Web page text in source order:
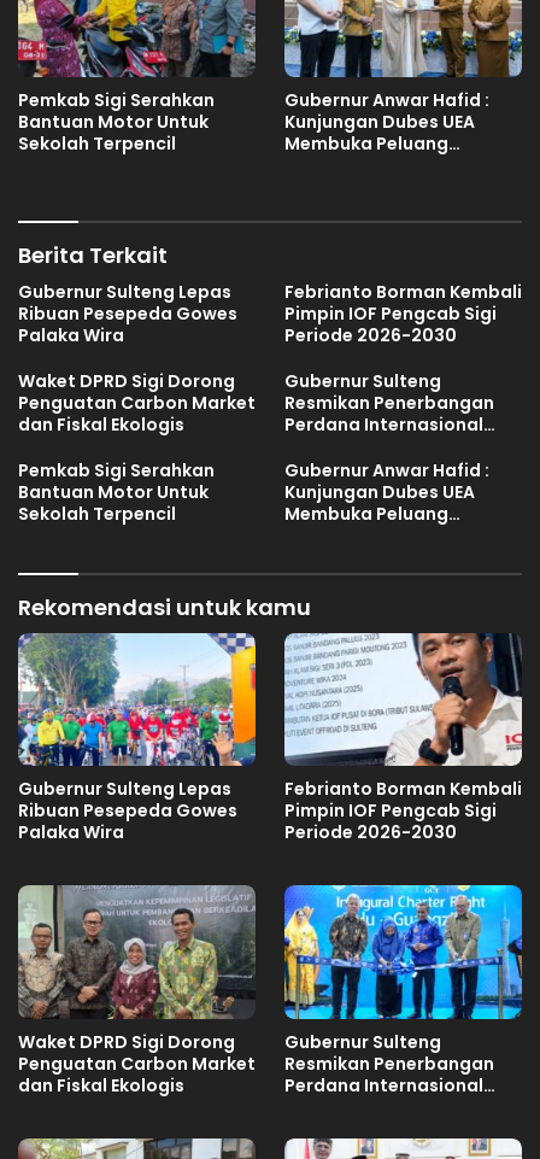
Pemkab Sigi Serahkan
Bantuan Motor Untuk
Sekolah Terpencil
Gubernur Anwar Hafid :
Kunjungan Dubes UEA
Membuka Peluang
Berita Terkait
Gubernur Sulteng Lepas
Ribuan Pesepeda Gowes
Palaka Wira
Febrianto Borman Kembali
Pimpin IOF Pengcab Sigi
Periode 2026-2030
Waket DPRD Sigi Dorong
Penguatan Carbon Market
dan Fiskal Ekologis
Gubernur Sulteng
Resmikan Penerbangan
Perdana Internasional
Pemkab Sigi Serahkan
Bantuan Motor Untuk
Sekolah Terpencil
Gubernur Anwar Hafid :
Kunjungan Dubes UEA
Membuka Peluang
Rekomendasi untuk kamu
Gubernur Sulteng Lepas
Ribuan Pesepeda Gowes
Palaka Wira
Febrianto Borman Kembali
Pimpin IOF Pengcab Sigi
Periode 2026-2030
Waket DPRD Sigi Dorong
Penguatan Carbon Market
dan Fiskal Ekologis
Gubernur Sulteng
Resmikan Penerbangan
Perdana Internasional